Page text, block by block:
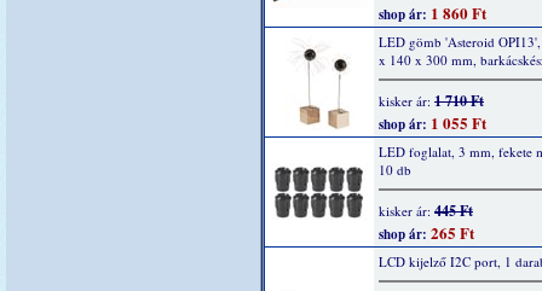
shop ár: 1 860 Ft
LED gömb 'Asteroid
x 140 x 300 mm,
kisker ár: 1 710 Ft
shop ár: 1 055 Ft
LED foglalat, 3 mm, fekete
10 db
kisker ár: 445 Ft
shop ár: 265 Ft
LCD kijelző I2C port, 1